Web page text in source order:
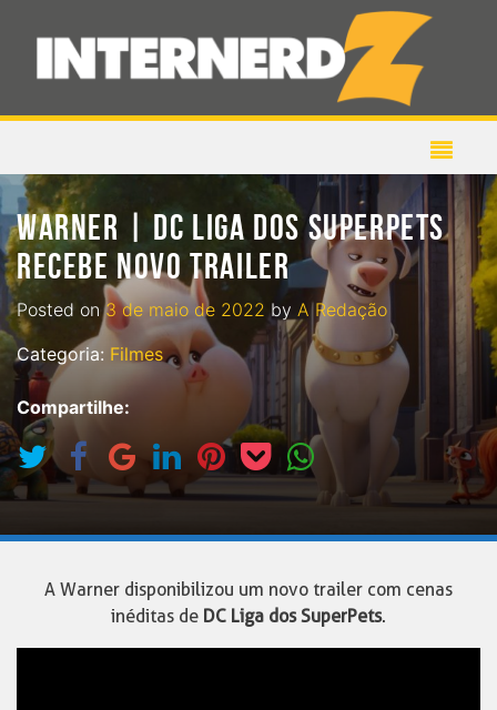
WARNER | DC LIGA DOS SUPERPETS
RECEBE NOVO TRAILER
Posted on3 de maio de 2022 by A Redação
Categoria: Filmes
Compartilhe:
A Warner disponibilizou um novo trailer com cenas
inéditas de DC Liga dos SuperPets.